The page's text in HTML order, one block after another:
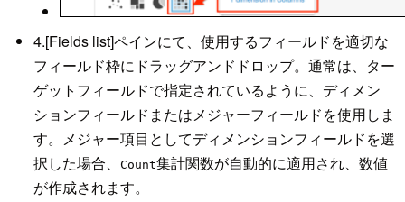
4.[Fields list]ペインにて、使用するフィールドを適切な
フィールド枠にドラッグアンドドロップ。通常は、ター
ゲットフィールドで指定されているように、ディメン
ションフィールドまたはメジャーフィールドを使用しま
す。メジャー項目としてディメンションフィールドを選
択した場合、
Count集計関数が自動的に適用され、数値
が作成されます。